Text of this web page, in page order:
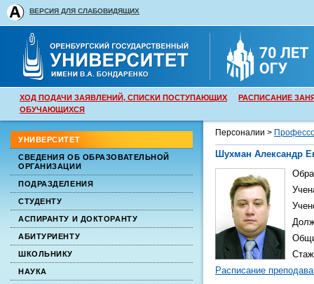
ВЕРСИЯ ДЛЯ СЛАБОВИДЯЩИХ
ХОД ПОДАЧИ ЗАЯВЛЕНИЙ, СПИСКИ ПОСТУПАЮЩИХ
РАСПИСАНИЕ
ОБУЧАЮЩИХСЯ
УНИВЕРСИТЕТ
СВЕДЕНИЯ ОБ ОБРАЗОВАТЕЛЬНОЙ
ОРГАНИЗАЦИИ
ПОДРАЗДЕЛЕНИЯ
СТУДЕНТУ
АСПИРАНТУ И ДОКТОРАНТУ
АБИТУРИЕНТУ
ШКОЛЬНИКУ
НАУКА
Персоналии >
Шухман Александр
Расписание